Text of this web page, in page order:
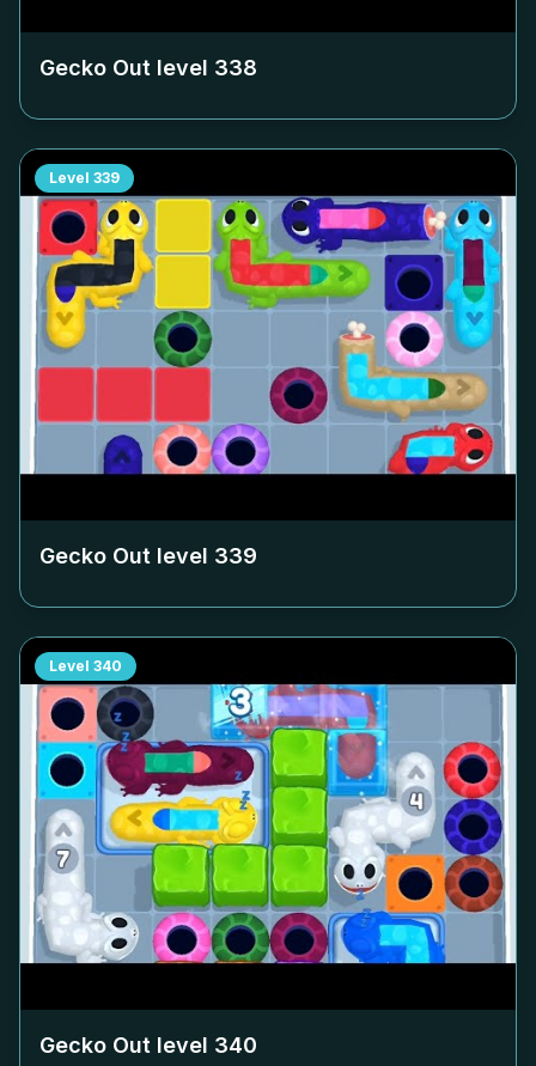
Gecko Out level 338
Level 339
Gecko Out level 339
Level 340
Gecko Out level 340